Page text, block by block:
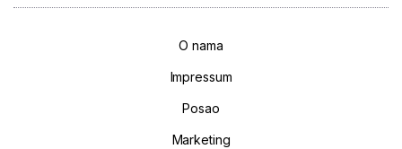
O nama
Impressum
Posao
Marketing